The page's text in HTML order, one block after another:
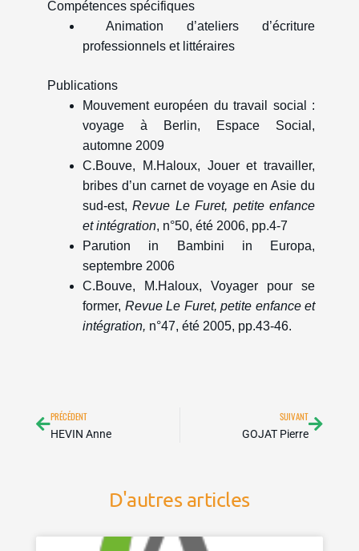
Compétences spécifiques
Animation d’ateliers d’écriture
professionnels et littéraires
Publications
Mouvement européen du travail social :
voyage à Berlin, Espace Social,
automne 2009
C.Bouve, M.Haloux, Jouer et travailler,
bribes d’un carnet de voyage en Asie du
sud-est,Revue Le Furet, petite enfance
et intégration, n°50, été 2006, pp.4-7
Parution in Bambini in Europa,
septembre 2006
C.Bouve, M.Haloux, Voyager pour se
former, Revue Le Furet, petite enfance et
intégration, n°47, été 2005, pp.43-46.
PRÉCÉDENT
HEVIN Anne
SUIVANT
GOJAT Pierre
D'autres articles